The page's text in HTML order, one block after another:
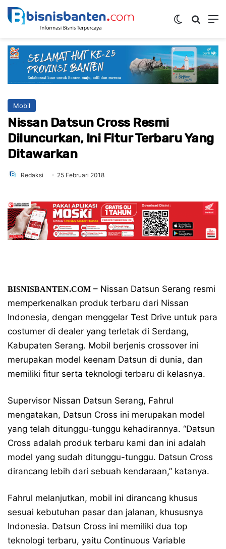
Switch skin
Mobil
Nissan Datsun Cross Resmi
Diluncurkan, Ini Fitur Terbaru Yang
Ditawarkan
Redaksi 25 Februari 2018
BISNISBANTEN.COM – Nissan Datsun Serang resmi
memperkenalkan produk terbaru dari Nissan
Indonesia, dengan menggelar Test Drive untuk para
costumer di dealer yang terletak di Serdang,
Kabupaten Serang. Mobil berjenis crossover ini
merupakan model keenam Datsun di dunia, dan
memiliki fitur serta teknologi terbaru di kelasnya.
Supervisor Nissan Datsun Serang, Fahrul
mengatakan, Datsun Cross ini merupakan model
yang telah ditunggu-tunggu kehadirannya. “Datsun
Cross adalah produk terbaru kami dan ini adalah
model yang sudah ditunggu-tunggu. Datsun Cross
dirancang lebih dari sebuah kendaraan,” katanya.
Fahrul melanjutkan, mobil ini dirancang khusus
sesuai kebutuhan pasar dan jalanan, khususnya
Indonesia. Datsun Cross ini memiliki dua top
teknologi terbaru, yaitu Continuous Variable